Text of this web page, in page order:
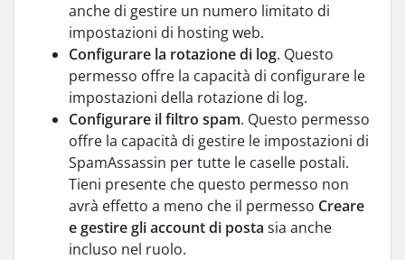
anche di gestire un numero limitato di
impostazioni di hosting web.
Configurare la rotazione di log. Questo
permesso offre la capacità di configurare le
impostazioni della rotazione di log.
Configurare il filtro spam. Questo permesso
offre la capacità di gestire le impostazioni di
SpamAssassin per tutte le caselle postali.
Tieni presente che questo permesso non
avrà effetto a meno che il permesso Creare
e gestire gli account di posta sia anche
incluso nel ruolo.